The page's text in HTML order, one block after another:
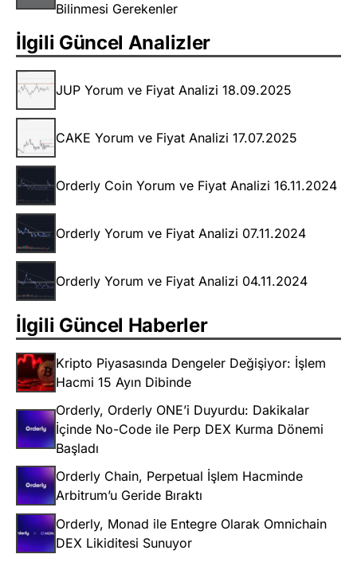
Bilinmesi Gerekenler
İlgili Güncel Analizler
JUP Yorum ve Fiyat Analizi 18.09.2025
CAKE Yorum ve Fiyat Analizi 17.07.2025
Orderly Coin Yorum ve Fiyat Analizi 16.11.2024
Orderly Yorum ve Fiyat Analizi 07.11.2024
Orderly Yorum ve Fiyat Analizi 04.11.2024
İlgili Güncel Haberler
Kripto Piyasasında Dengeler Değişiyor: İşlem
Hacmi 15 Ayın Dibinde
Orderly, Orderly ONE’i Duyurdu: Dakikalar
İçinde No-Code ile Perp DEX Kurma Dönemi
Başladı
Orderly Chain, Perpetual İşlem Hacminde
Arbitrum’u Geride Bıraktı
Orderly, Monad ile Entegre Olarak Omnichain
DEX Likiditesi Sunuyor